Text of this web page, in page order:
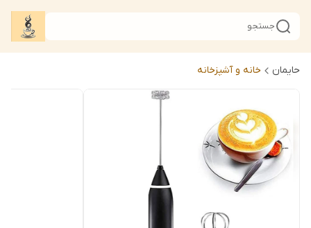
جستجو
حایمان خانه و آشپزخانه